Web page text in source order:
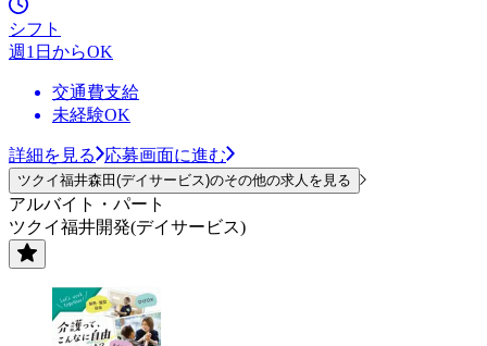
シフト
週1日からOK
交通費支給
未経験OK
詳細を見る 応募画面に進む
ツクイ福井森田(デイサービス)のその他の求人を見る
アルバイト・パート
ツクイ福井開発(デイサービス)